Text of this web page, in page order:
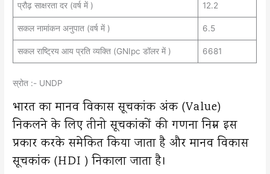
प्रौढ़ साक्षरता दर (वर्ष में ) 12.2
सकल नामांकन अनुपात (वर्ष में ) 6.5
सकल राष्ट्रिय आय प्रति व्यक्ति (GNIpc डॉलर में ) 6681
स्रोत :- UNDP
भारत का मानव विकास सूचकांक अंक (Value)
निकलने के लिए तीनो सूचकांकों की गणना निम्न इस
प्रकार करके समेकित किया जाता है और मानव विकास
सूचकांक (HDI ) निकाला जाता है।